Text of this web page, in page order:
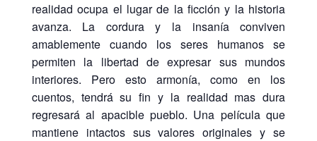
realidad ocupa el lugar de la ficción y la historia
avanza. La cordura y la insanía conviven
amablemente cuando los seres humanos se
permiten la libertad de expresar sus mundos
interiores. Pero esto armonía, como en los
cuentos, tendrá su fin y la realidad mas dura
regresará al apacible pueblo. Una película que
mantiene intactos sus valores originales y se